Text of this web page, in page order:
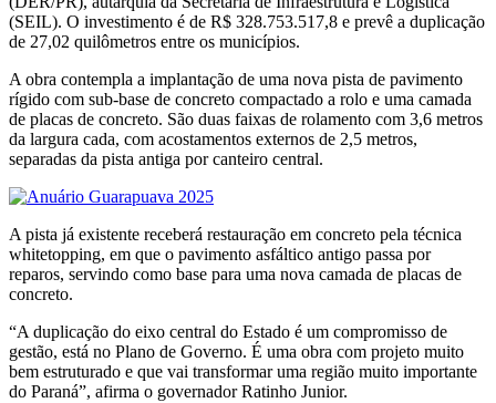
(SEIL). O investimento é de R$ 328.753.517,8 e prevê a duplicação
de 27,02 quilômetros entre os municípios.
A obra contempla a implantação de uma nova pista de pavimento
rígido com sub-base de concreto compactado a rolo e uma camada
de placas de concreto. São duas faixas de rolamento com 3,6 metros
da largura cada, com acostamentos externos de 2,5 metros,
separadas da pista antiga por canteiro central.
A pista já existente receberá restauração em concreto pela técnica
whitetopping, em que o pavimento asfáltico antigo passa por
reparos, servindo como base para uma nova camada de placas de
concreto.
“A duplicação do eixo central do Estado é um compromisso de
gestão, está no Plano de Governo. É uma obra com projeto muito
bem estruturado e que vai transformar uma região muito importante
do Paraná”, afirma o governador Ratinho Junior.